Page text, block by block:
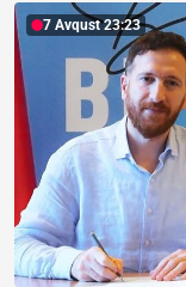
7 Avqust 23:23